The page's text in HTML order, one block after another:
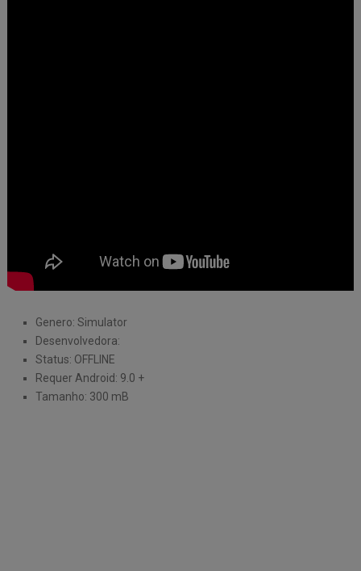
Genero: Simulator
Desenvolvedora:
Status: OFFLINE
Requer Android: 9.0 +
Tamanho: 300 mB